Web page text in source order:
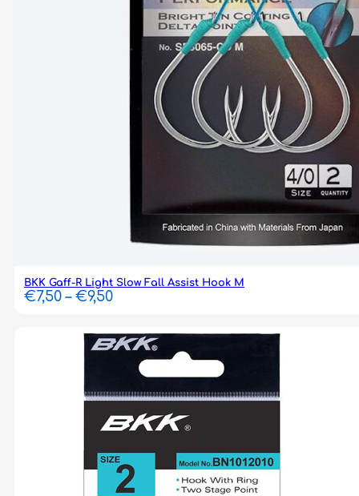
BKK Gaff-R Light Slow Fall Assist Hook M
€7,50 – €9,50Price
through
€9,50